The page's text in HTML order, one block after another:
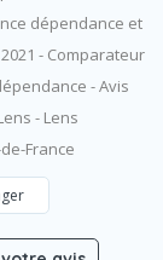
dépendance et
- Comparateur
- Avis
- Lens
France